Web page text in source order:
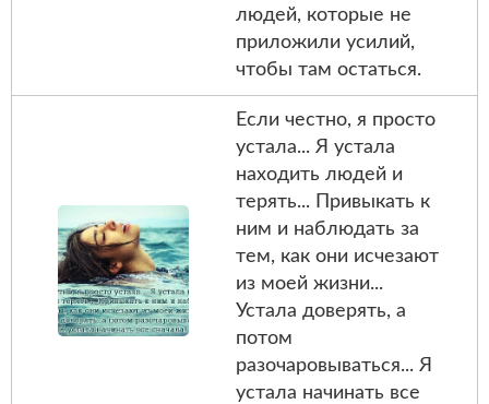
людей, которые не
приложили усилий,
чтобы там остаться.
Если честно, я просто
устала... Я устала
находить людей и
терять... Привыкать к
ним и наблюдать за
тем, как они исчезают
из моей жизни...
Устала доверять, а
потом
разочаровываться... Я
устала начинать все